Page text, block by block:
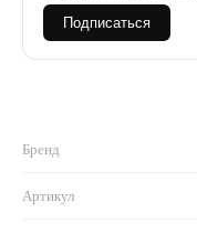
Подписаться
Бренд
Артикул